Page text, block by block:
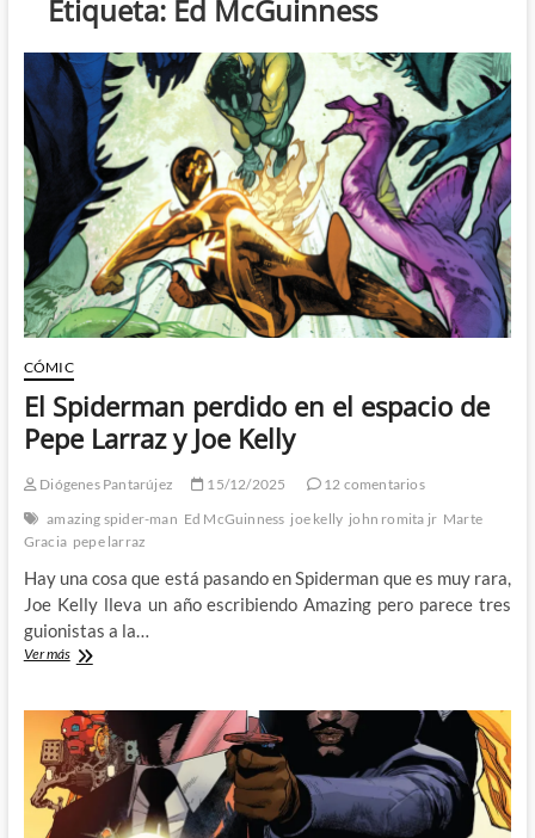
Etiqueta: Ed McGuinness
CÓMIC
El Spiderman perdido en el espacio de
Pepe Larraz y Joe Kelly
Diógenes Pantarújez 15/12/2025
12 comentarios
amazing spider-man Ed McGuinness joe kelly john romita jr Marte
Gracia pepe larraz
Hay una cosa que está pasando en Spiderman que es muy rara,
Joe Kelly lleva un año escribiendo Amazing pero parece tres
guionistas a la…
Ver másEl
en
el
espacio
de
Pepe
Larraz